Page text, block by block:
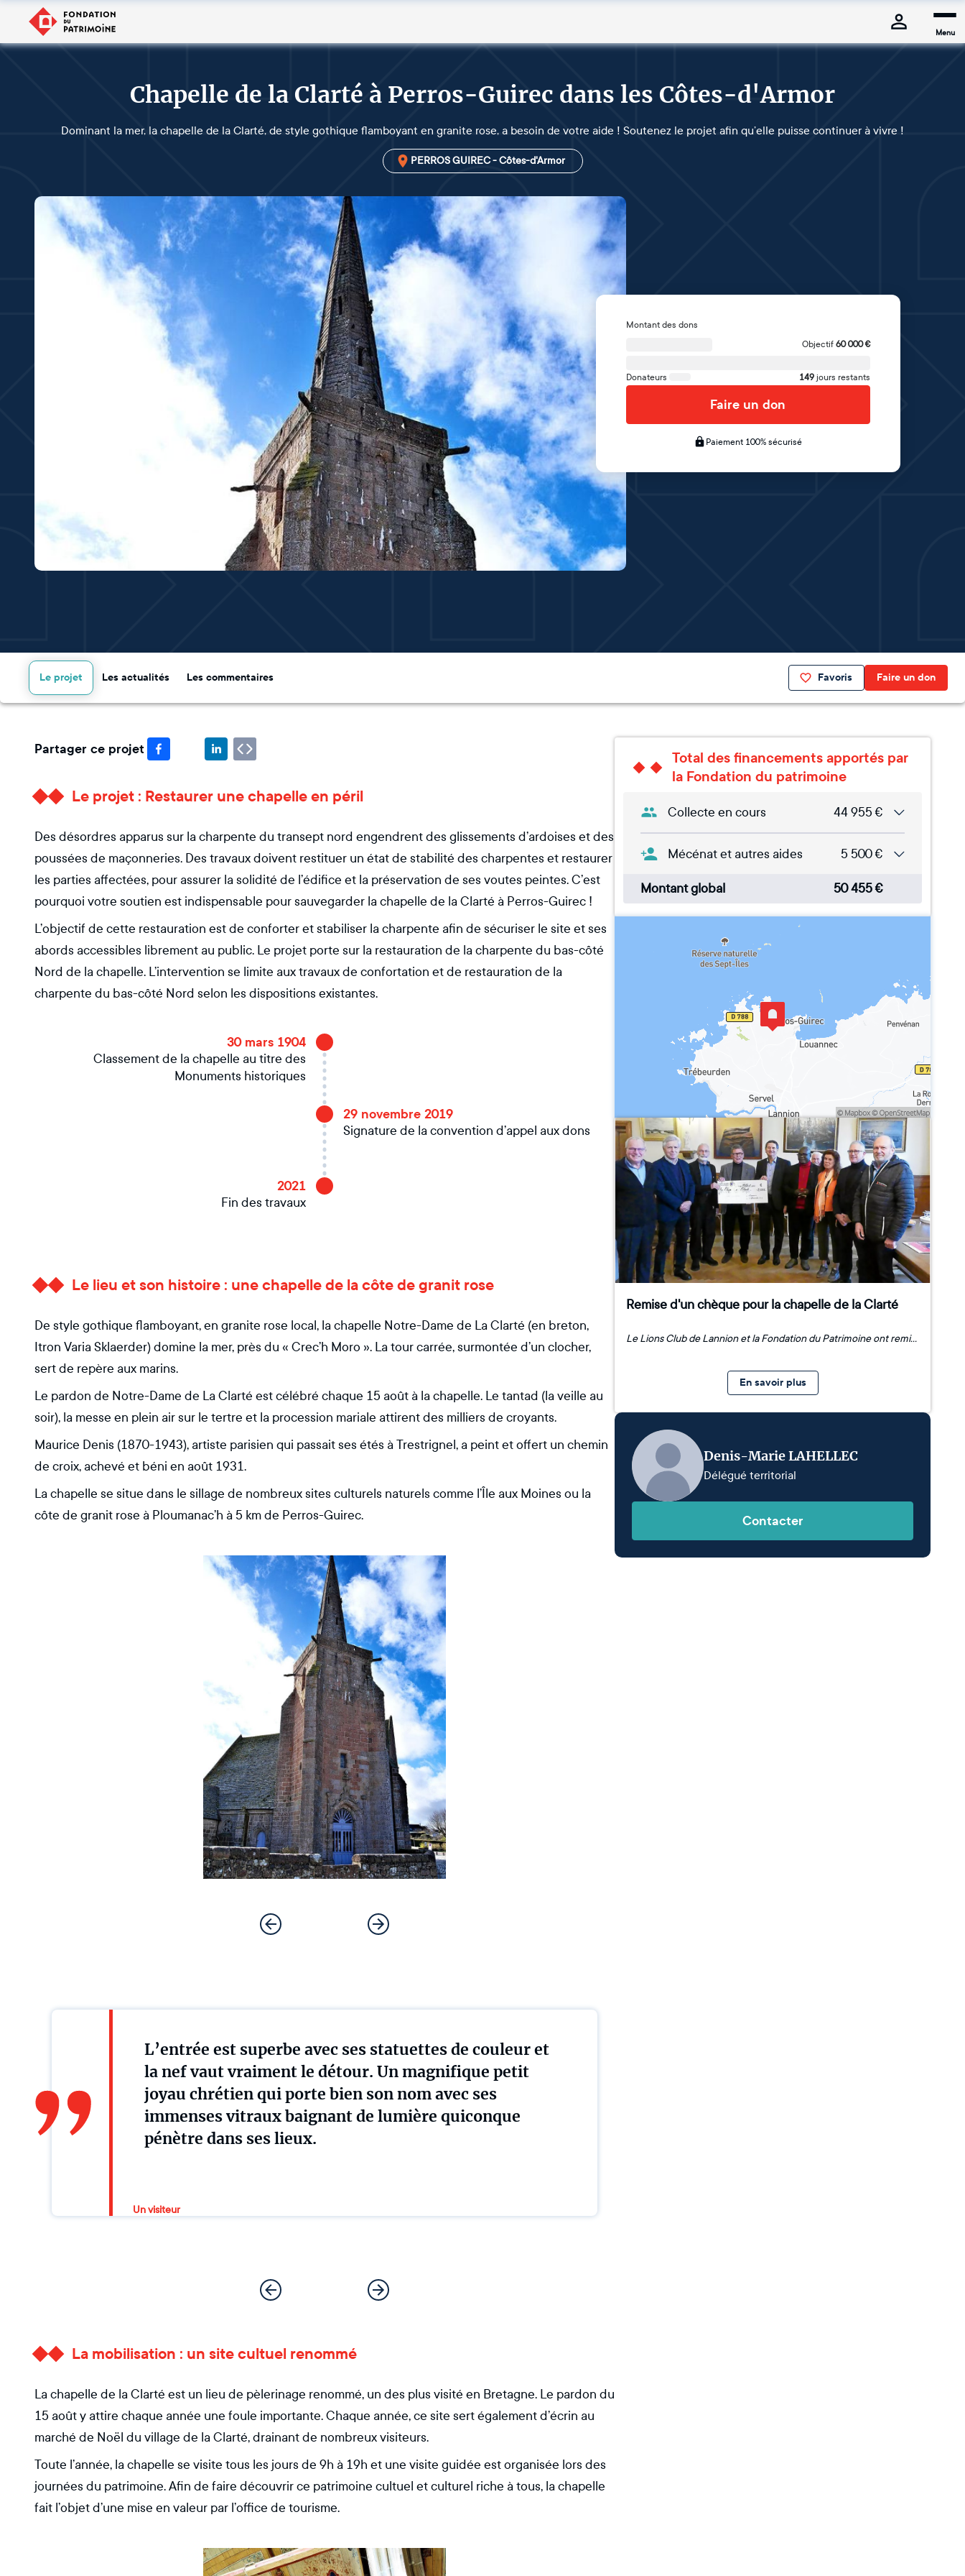
Menu
Chapelle de la Clarté à Perros-Guirec dans les Côtes-d'Armor
Dominant la mer, la chapelle de la Clarté, de style gothique flamboyant en granite rose, a besoin de votre aide ! Soutenez le projet afin qu’elle puisse continuer à vivre !
PERROS GUIREC - Côtes-d'Armor
Montant des dons
Objectif 60 000€
Donateurs 149 jours restants
Faire un don
Paiement 100% sécurisé
Favoris Faire un don
Le projet Les actualités Les commentaires
Partager ce projet
Le projet : Restaurer une chapelle en péril
Des désordres apparus sur la charpente du transept nord engendrent des glissements d’ardoises et des
poussées de maçonneries. Des travaux doivent restituer un état de stabilité des charpentes et restaurer
les parties affectées, pour assurer la solidité de l’édifice et la préservation de ses voutes peintes. C’est
pourquoi votre soutien est indispensable pour sauvegarder la chapelle de la Clarté à Perros-Guirec !
L’objectif de cette restauration est de conforter et stabiliser la charpente afin de sécuriser le site et ses
abords accessibles librement au public. Le projet porte sur la restauration de la charpente du bas-côté
Nord de la chapelle. L’intervention se limite aux travaux de confortation et de restauration de la
charpente du bas-côté Nord selon les dispositions existantes.
30 mars 1904
Classement de la chapelle au titre des
Monuments historiques
29 novembre 2019
Signature de la convention d’appel aux dons
2021
Fin des travaux
Le lieu et son histoire : une chapelle de la côte de granit rose
De style gothique flamboyant, en granite rose local, la chapelle Notre-Dame de La Clarté (en breton,
Itron Varia Sklaerder) domine la mer, près du « Crec’h Moro ». La tour carrée, surmontée d’un clocher,
sert de repère aux marins.
Le pardon de Notre-Dame de La Clarté est célébré chaque 15 août à la chapelle. Le tantad (la veille au
soir), la messe en plein air sur le tertre et la procession mariale attirent des milliers de croyants.
Maurice Denis (1870-1943), artiste parisien qui passait ses étés à Trestrignel, a peint et offert un chemin
de croix, achevé et béni en août 1931.
La chapelle se situe dans le sillage de nombreux sites culturels naturels comme l’Île aux Moines ou la
côte de granit rose à Ploumanac’h à 5 km de Perros-Guirec.
L’entrée est superbe avec ses statuettes de couleur et
la nef vaut vraiment le détour. Un magnifique petit
joyau chrétien qui porte bien son nom avec ses
immenses vitraux baignant de lumière quiconque
pénètre dans ses lieux.
Un visiteur
La mobilisation : un site cultuel renommé
La chapelle de la Clarté est un lieu de pèlerinage renommé, un des plus visité en Bretagne. Le pardon du
15 août y attire chaque année une foule importante. Chaque année, ce site sert également d’écrin au
marché de Noël du village de la Clarté, drainant de nombreux visiteurs.
Toute l’année, la chapelle se visite tous les jours de 9h à 19h et une visite guidée est organisée lors des
journées du patrimoine. Afin de faire découvrir ce patrimoine cultuel et culturel riche à tous, la chapelle
fait l’objet d’une mise en valeur par l’office de tourisme.
Total des financements apportés par
la Fondation du patrimoine
Collecte en cours 44 955 €
Mécénat et autres aides 5 500€
Montant global 50 455€
Remise d'un chèque pour la chapelle de la Clarté
Le Lions Club de Lannion et la Fondation du Patrimoine ont remis un chèque de 2 000 € pour la chapelle de la Clarté. Même si nous intervenons principalement dans les domaines de la santé et du bien-être, nous avons souhaité soutenir financièrement la Fondation du patrimoine et la Ville pour les travaux à réaliser permettant la réouverture de la chapelle », partage Jean-Pierre Barbé, président du Lions Lannion. Les membres du Lions Lannion, les élus, le père Albert Wanso, les membres de la fondation du patrimoine. © Le Télégramme le 09/02/2025
En savoir plus
Denis-Marie LAHELLEC
Délégué territorial
Contacter